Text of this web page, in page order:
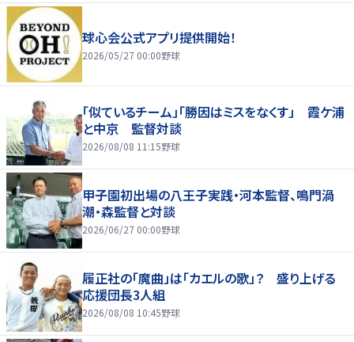
球心会公式アプリ提供開始！
2026/05/27 00:00野球
「似ているチーム」「勝因はミスをなくす」 霞ケ浦
と中京 監督対談
2026/08/08 11:15野球
甲子園初出場の八王子実践・河本監督、鳴門渦
潮・森監督と対談
2026/06/27 00:00野球
履正社の「魔曲」は「カエルの歌」？ 盛り上げる
応援団長3人組
2026/08/08 10:45野球